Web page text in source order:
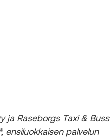
ja Raseborgs Taxi & Buss
ensiluokkaisen palvelun